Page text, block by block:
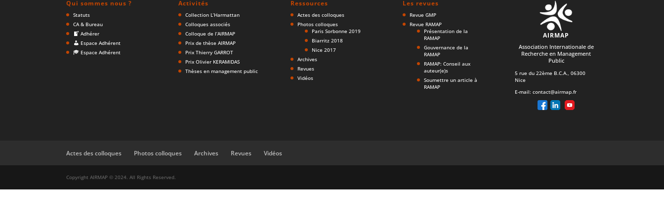
Qui sommes nous ?
Statuts
CA & Bureau
Adhérer
Espace Adhérent
Espace Adhérent
Activités
Collection L’Harmattan
Colloques associés
Colloque de l’AIRMAP
Prix de thèse AIRMAP
Prix Thierry GARROT
Prix Olivier KERAMIDAS
Thèses en management public
Ressources
Actes des colloques
Photos colloques
Paris Sorbonne 2019
Biarritz 2018
Nice 2017
Archives
Revues
Vidéos
Les revues
Revue GMP
Revue RAMAP
Présentation de la
RAMAP
Gouvernance de la
RAMAP
RAMAP: Conseil aux
auteur(e)s
Soumettre un article à
RAMAP
AIRMAP
Association Internationale de
Recherche en Management
Public
5 rue du 22ème B.C.A., 06300
Nice
E-mail: contact@airmap.fr
Actes des colloques Photos colloques Archives Revues Vidéos
Copyright AIRMAP © 2024. All Rights Reserved.